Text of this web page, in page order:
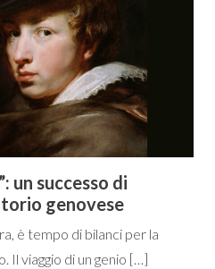
un successo di
genovese
è tempo di bilanci per la
Il viaggio di un genio […]